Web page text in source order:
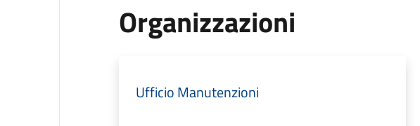
Organizzazioni
Ufficio Manutenzioni